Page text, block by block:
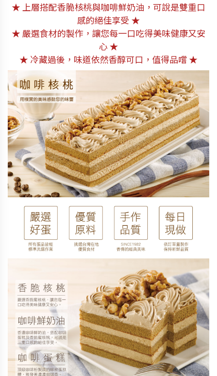
★ 上層搭配香脆核桃與咖啡鮮奶油，可說是雙重口
感的絕佳享受 ★
★ 嚴選食材的製作，讓您每一口吃得美味健康又安
心 ★
★ 冷藏過後，味道依然香醇可口，值得品嚐 ★